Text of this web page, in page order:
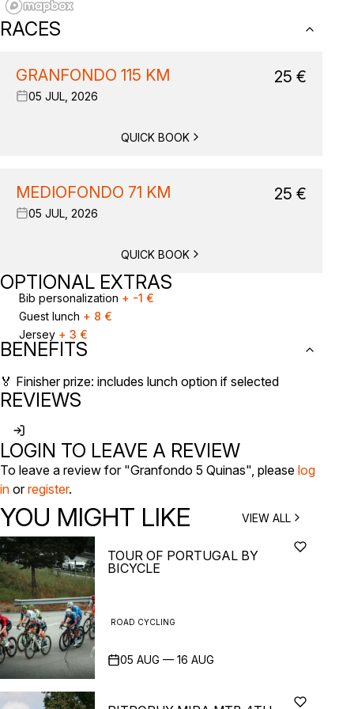
RACES
GRANFONDO 115 KM
05 JUL, 2026
25 €
QUICK BOOK
MEDIOFONDO 71 KM
05 JUL, 2026
25 €
QUICK BOOK
OPTIONAL EXTRAS
Bib personalization + -1 €
Guest lunch + 8 €
Jersey + 3 €
BENEFITS
🏅 Finisher prize: includes lunch option if selected
REVIEWS
LOGIN TO LEAVE A REVIEW
To leave a review for "Granfondo 5 Quinas", please log
in orregister.
YOU MIGHT LIKE VIEW ALL
TOUR OF PORTUGAL BY
BICYCLE
ROAD CYCLING
05 AUG — 16 AUG